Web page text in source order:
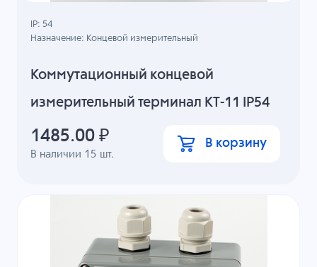
Коммутационный концевой
измерительный терминал КТ-11 IP54
В наличии 15 шт.
IP: 54
Назначение: Концевой измерительный
1485.00 ₽ В корзину